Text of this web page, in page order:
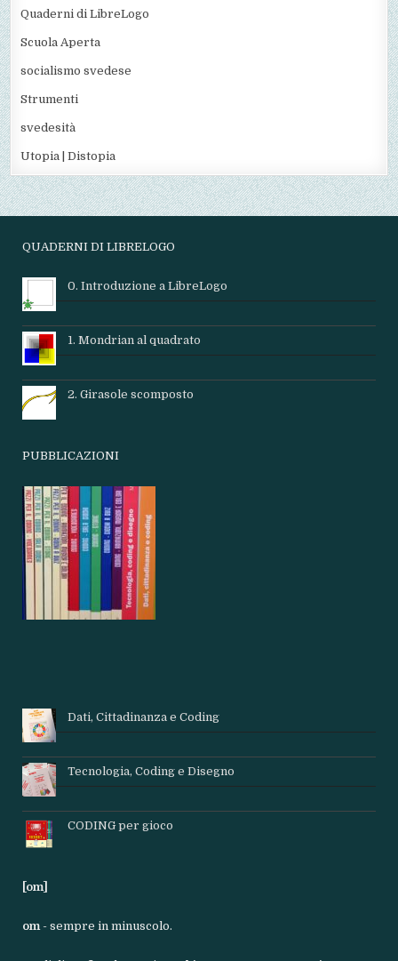
Quaderni di LibreLogo
Scuola Aperta
socialismo svedese
Strumenti
svedesità
Utopia | Distopia
QUADERNI DI LIBRELOGO
0. Introduzione a LibreLogo
1. Mondrian al quadrato
2. Girasole scomposto
PUBBLICAZIONI
Dati, Cittadinanza e Coding
Tecnologia, Coding e Disegno
CODING per gioco
[om]
om - sempre in minuscolo.